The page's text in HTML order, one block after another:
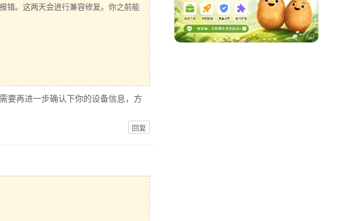
错。这两天会进行兼容修复。你之前能
要再进一步确认下你的设备信息，方
回复